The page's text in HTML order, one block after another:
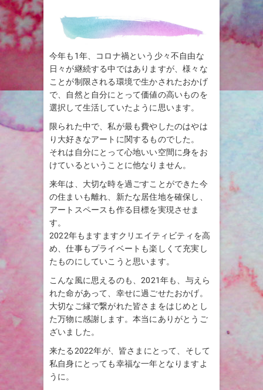
今年も1年、コロナ禍という少々不自由な
日々が継続する中ではありますが、様々な
ことが制限される環境で生かされたおかげ
で、自然と自分にとって価値の高いものを
選択して生活していたように思います。
限られた中で、私が最も費やしたのはやは
り大好きなアートに関するものでした。
それは自分にとって心地いい空間に身をお
けているということに他なりません。
来年は、大切な時を過ごすことができた今
の住まいも離れ、新たな居住地を確保し、
アートスペースも作る目標を実現させま
す。
2022年もますますクリエイティビティを高
め、仕事もプライベートも楽しくて充実し
たものにしていこうと思います。
こんな風に思えるのも、2021年も、与えら
れた命があって、幸せに過ごせたおかげ。
大切なご縁で繋がれた皆さまをはじめとし
た万物に感謝します。本当にありがとうご
ざいました。
来たる2022年が、皆さまにとって、そして
私自身にとっても幸福な一年となりますよ
うに。